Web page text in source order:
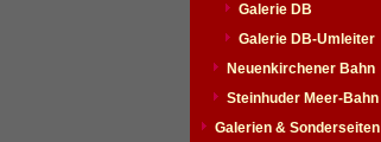
Galerie DB
Galerie DB-Umleiter
Neuenkirchener Bahn
Steinhuder Meer-Bahn
Galerien & Sonderseiten